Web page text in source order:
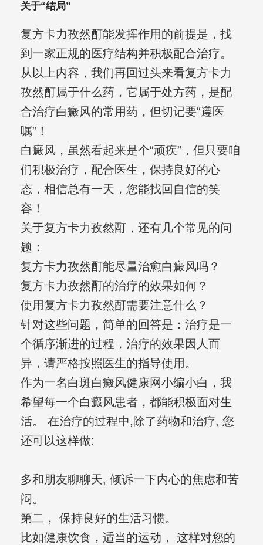
关于“结局”
复方卡力孜然酊能发挥作用的前提是，找
到一家正规的医疗结构并积极配合治疗。
从以上内容，我们再回过头来看复方卡力
孜然酊属于什么药，它属于处方药，是配
合治疗白癜风的常用药，但切记要“遵医
嘱”！
白癜风，虽然看起来是个“顽疾”，但只要咱
们积极治疗，配合医生，保持良好的心
态，相信总有一天，您能找回自信的笑
容！
关于复方卡力孜然酊，还有几个常见的问
题：
复方卡力孜然酊能尽量治愈白癜风吗？
复方卡力孜然酊的治疗的效果如何？
使用复方卡力孜然酊需要注意什么？
针对这些问题，简单的回答是：治疗是一
个循序渐进的过程，治疗的效果因人而
异，请严格按照医生的指导使用。
作为一名白斑白癜风健康网小编小白，我
希望每一个白癜风患者，都能积极面对生
活。 在治疗的过程中,除了药物和治疗, 您
还可以这样做:
多和朋友聊聊天, 倾诉一下内心的焦虑和苦
闷。
第二， 保持良好的生活习惯。
比如健康饮食，适当的运动， 这样对您的